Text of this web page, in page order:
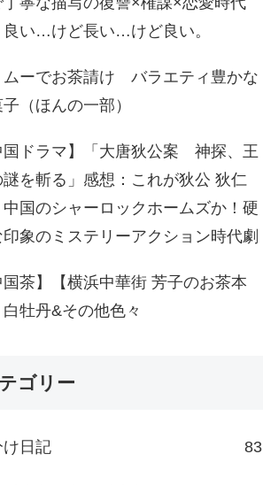
良い…けど長い…けど良い。
ムーでお茶請け バラエティ豊かな
（ほんの一部）
国ドラマ】「大唐狄公案 神探、王
を斬る」感想：これが狄公 狄仁
国のシャーロックホームズか！硬
象のミステリーアクション時代劇
国茶】【横浜中華街 芳子のお茶本
牡丹&その他色々
ゴリー
け日記 83